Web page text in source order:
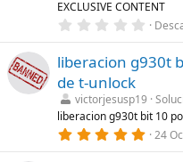
e
l
(
EXCLUSIVE CONTENT
0
0
0
e
t
r
e
l
l
liberacion g930t
de t-unlock
victorjesusp19
liberacion g930t bit 10
5
0
24